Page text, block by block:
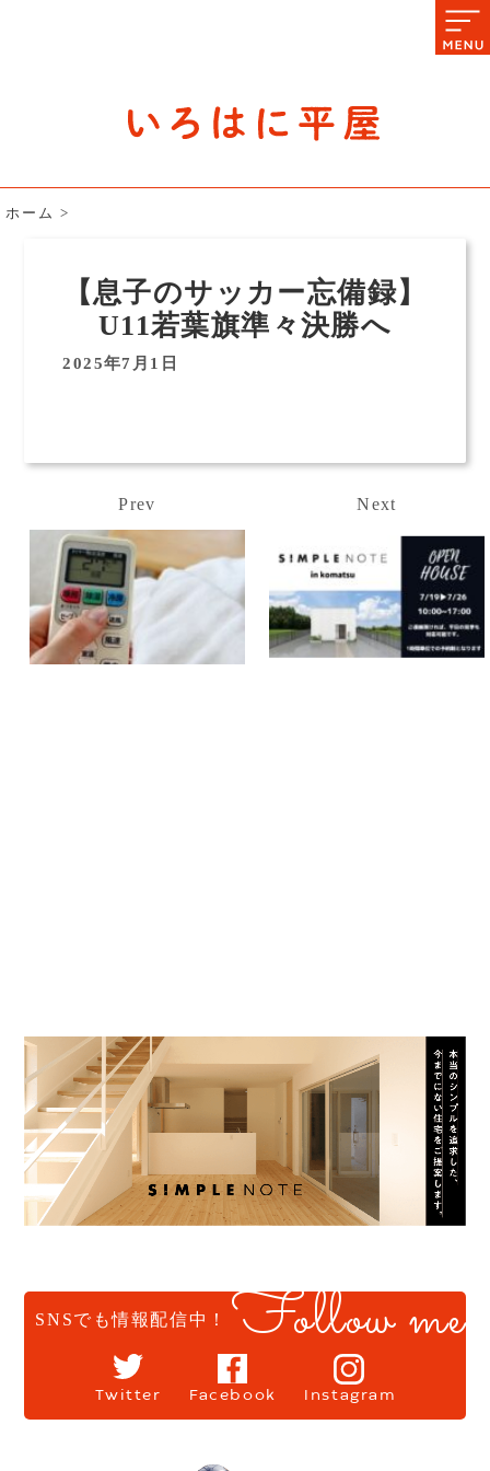
ホーム >
【息子のサッカー忘備録】
U11若葉旗準々決勝へ
2025年7月1日
Prev Next
SNSでも情報配信中！ Follow me
Twitter Facebook Instagram